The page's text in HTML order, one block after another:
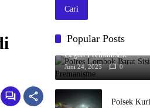
Cari
Popular Posts
Polres Lombok Barat
Cegah Premanisme
Juni 24, 2025 0
Polsek